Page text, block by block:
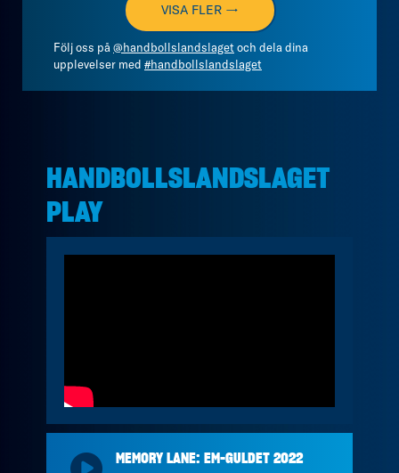
VISA FLER →
Följ oss på @handbollslandslagetoch dela dina
upplevelser med #handbollslandslaget
HANDBOLLSLANDSLAGET
PLAY
MEMORY LANE: EM-GULDET 2022